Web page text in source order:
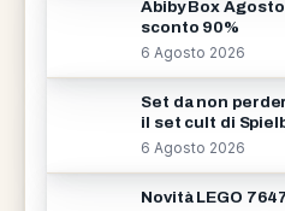
Abiby Box
sconto 90%
6 Agosto 2026
Set da non
il set cult di
6 Agosto 2026
Novità LEGO